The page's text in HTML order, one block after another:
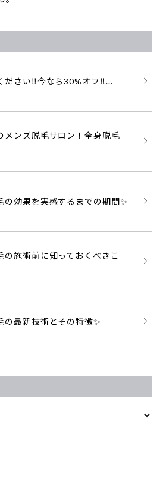
ださい‼️今なら30%オフ‼...
メンズ脱毛サロン！全身脱毛
の効果を実感するまでの期間✨
の施術前に知っておくべきこ
の最新技術とその特徴✨